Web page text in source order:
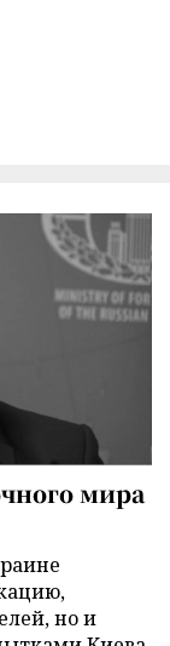
мира
но и